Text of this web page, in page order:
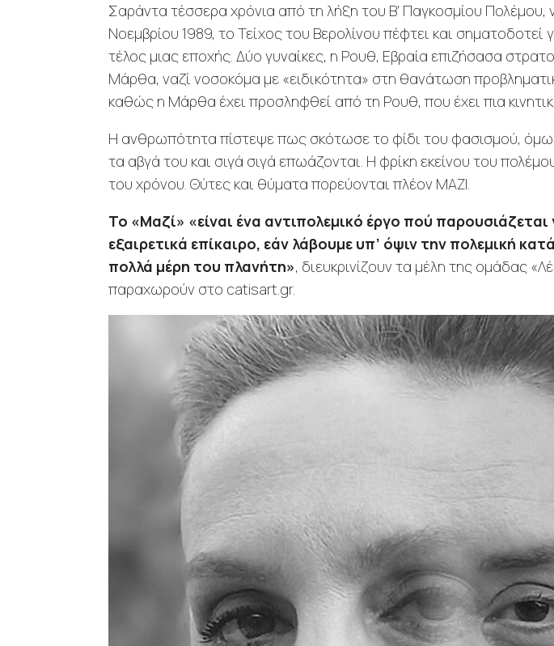
Σαράντα τέσσερα χρόνια από τη λήξη του Β’ Παγκοσμίου Πολέμου,
Νοεμβρίου 1989, το Τείχος του Βερολίνου πέφτει και σηματοδοτεί
τέλος μιας εποχής. Δύο γυναίκες, η Ρουθ, Εβραία επιζήσασα
Μάρθα, ναζί νοσοκόμα με «ειδικότητα» στη θανάτωση
καθώς η Μάρθα έχει προσληφθεί από τη Ρουθ, που έχει πια
Η ανθρωπότητα πίστεψε πως σκότωσε το φίδι του φασισμού,
τα αβγά του και σιγά σιγά επωάζονται. Η φρίκη εκείνου του
του χρόνου. Θύτες και θύματα πορεύονται πλέον ΜΑΖΙ.
Το «Μαζί» «είναι ένα αντιπολεμικό έργο πού
εξαιρετικά επίκαιρο, εάν λάβουμε υπ’ όψιν την πολεμική
πολλά μέρη του πλανήτη», διευκρινίζουν τα μέλη της ομάδας
παραχωρούν στο catisart.gr.